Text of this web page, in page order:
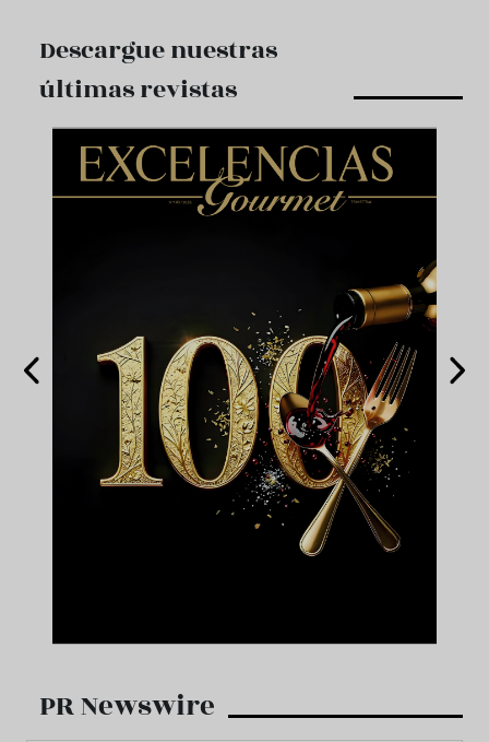
Descargue nuestras
últimas revistas
PR Newswire